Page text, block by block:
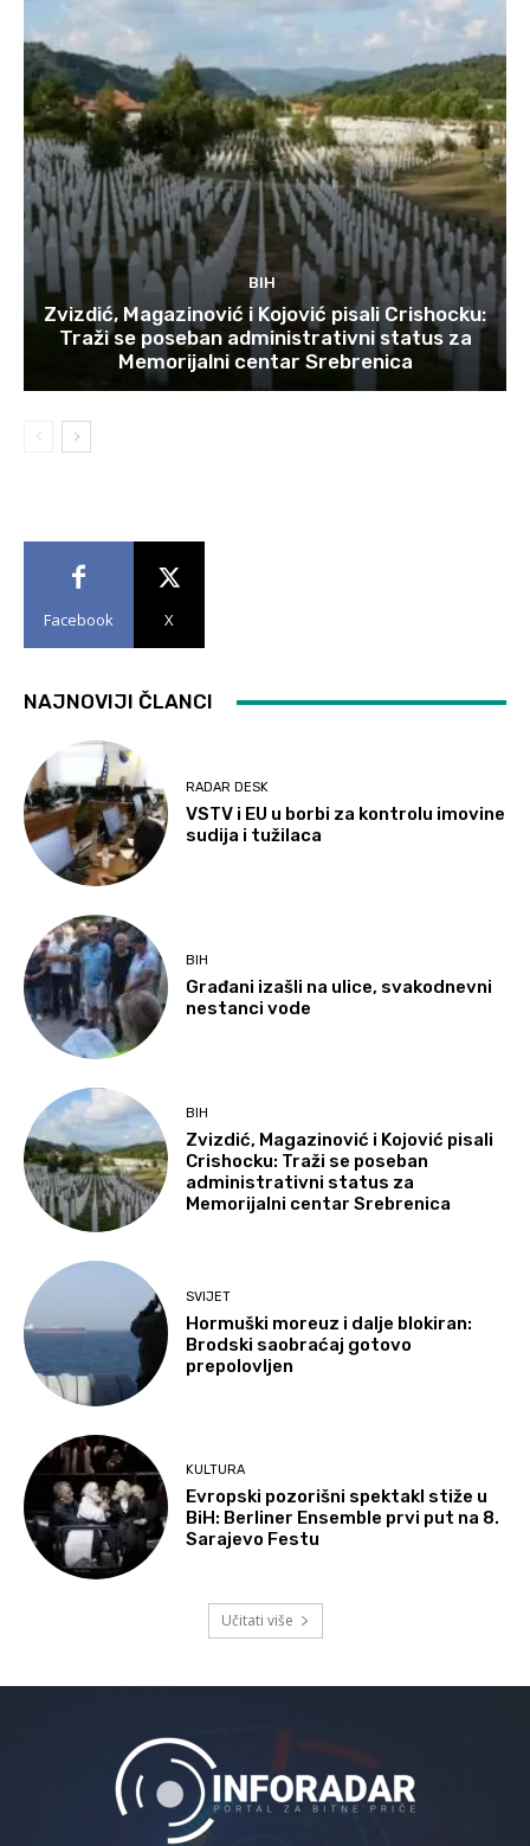
BIH
Zvizdić, Magazinović i Kojović pisali Crishocku:
Traži se poseban administrativni status za
Memorijalni centar Srebrenica
Facebook X
NAJNOVIJI ČLANCI
RADAR DESK
VSTV i EU u borbi za kontrolu imovine
sudija i tužilaca
BIH
Građani izašli na ulice, svakodnevni
nestanci vode
BIH
Zvizdić, Magazinović i Kojović pisali
Crishocku: Traži se poseban
administrativni status za
Memorijalni centar Srebrenica
SVIJET
Hormuški moreuz i dalje blokiran:
Brodski saobraćaj gotovo
prepolovljen
KULTURA
Evropski pozorišni spektakl stiže u
BiH: Berliner Ensemble prvi put na 8.
Sarajevo Festu
Učitati više